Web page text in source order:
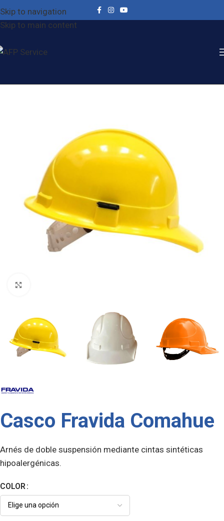
Skip to navigation
Skip to main content
Casco Fravida Comahue
Arnés de doble suspensión mediante cintas sintéticas
hipoalergénicas.
COLOR